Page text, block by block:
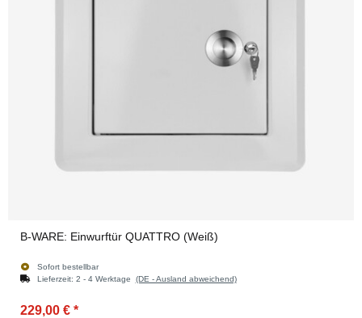
B-WARE: Einwurftür QUATTRO (Weiß)
Sofort bestellbar
Lieferzeit: 2 - 4 Werktage (DE - Ausland abweichend)
229,00 € *